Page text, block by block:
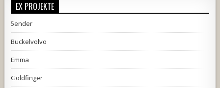
EX PROJEKTE
5ender
Buckelvolvo
Emma
Goldfinger